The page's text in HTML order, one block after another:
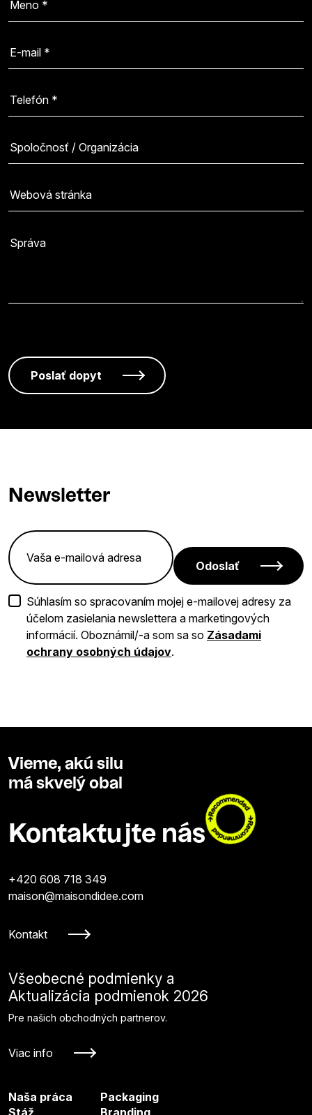
Newsletter
Odoslať
Súhlasím so spracovaním mojej e-mailovej adresy za
účelom zasielania newslettera a marketingových
informácií. Oboznámil/-a som sa so Zásadami
ochrany osobných údajov.
Vieme, akú silu
má skvelý obal
Kontaktujte nás
+420 608 718 349
maison@maisondidee.com
Kontakt
Všeobecné podmienky a
Aktualizácia podmienok 2026
Pre našich obchodných partnerov.
Viac info
Naša práca
Stáž
Packaging
Branding